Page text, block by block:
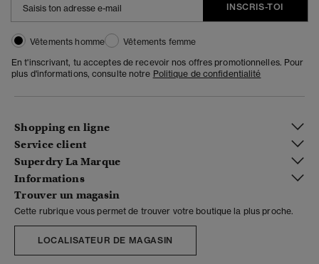
INSCRIS-TOI
Vêtements homme
Vêtements femme
En t'inscrivant, tu acceptes de recevoir nos offres promotionnelles. Pour
plus d'informations, consulte notre Politique de confidentialité
Shopping en ligne
Service client
Superdry La Marque
Informations
Trouver un magasin
Cette rubrique vous permet de trouver votre boutique la plus proche.
LOCALISATEUR DE MAGASIN